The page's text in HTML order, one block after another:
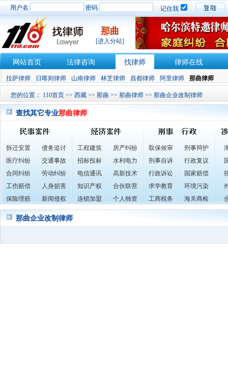
用户名 密码 记住我
那曲
[进入分站]
网站首页 法律咨询 找律师 律师在线
拉萨律师 日喀则律师 山南律师 林芝律师 昌都律师 阿里律师 那曲律师
您的位置： 110首页 >> 西藏 >> 那曲 >> 那曲律师 >> 那曲企业改制律师
查找其它专业那曲律师
拆迁安置
债务追讨
医疗纠纷
交通事故
合同纠纷
劳动纠纷
工伤赔偿
人身损害
保险理赔
新闻侵权
工程建筑
房产纠纷
招标投标
水利电力
电信通讯
高新技术
知识产权
合伙联营
连锁加盟
个人独资
取保候审
刑事辩护
刑事自诉
行政复议
行政诉讼
国家赔偿
求学教育
环境污染
工商税务
海关商检
那曲企业改制律师